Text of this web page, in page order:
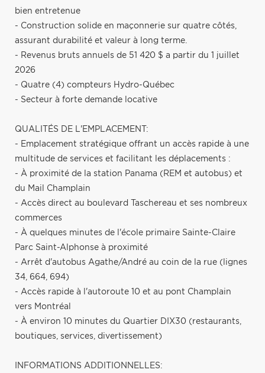
bien entretenue
- Construction solide en maçonnerie sur quatre côtés,
assurant durabilité et valeur à long terme.
- Revenus bruts annuels de 51 420 $ a partir du 1 juillet
2026
- Quatre (4) compteurs Hydro-Québec
- Secteur à forte demande locative
QUALITÉS DE L'EMPLACEMENT:
- Emplacement stratégique offrant un accès rapide à une
multitude de services et facilitant les déplacements :
- À proximité de la station Panama (REM et autobus) et
du Mail Champlain
- Accès direct au boulevard Taschereau et ses nombreux
commerces
- À quelques minutes de l'école primaire Sainte-Claire
Parc Saint-Alphonse à proximité
- Arrêt d'autobus Agathe/André au coin de la rue (lignes
34, 664, 694)
- Accès rapide à l'autoroute 10 et au pont Champlain
vers Montréal
- À environ 10 minutes du Quartier DIX30 (restaurants,
boutiques, services, divertissement)
INFORMATIONS ADDITIONNELLES: